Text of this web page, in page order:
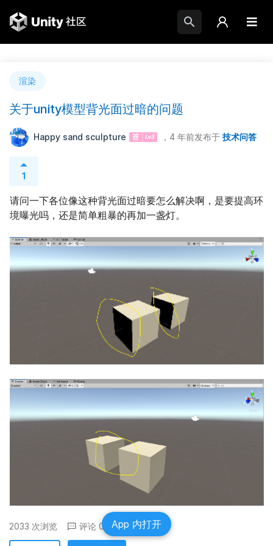
渲染
关于unity模型背光面过暗的问题
Happy sand sculpture ，4 年前发布于 技术问答
1
请问一下各位像这种背光面过暗要怎么解决啊，是要提高环
境曝光吗，还是简单粗暴的再加一盏灯。
2033 次浏览 评论 0 分享
App 内打开